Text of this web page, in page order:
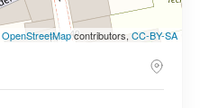
OpenStreetMapcontributors, CC-BY-SA